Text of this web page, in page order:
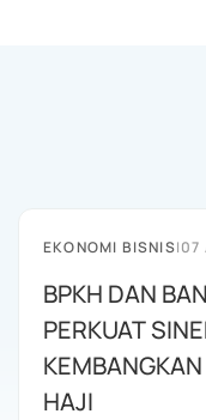
EKONOMI BISNIS|07
BPKH DAN
PERKUAT
HAJI